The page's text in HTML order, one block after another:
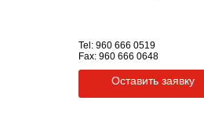
Tel: 960 666 0519
Fax: 960 666 0648
Оставить заявку